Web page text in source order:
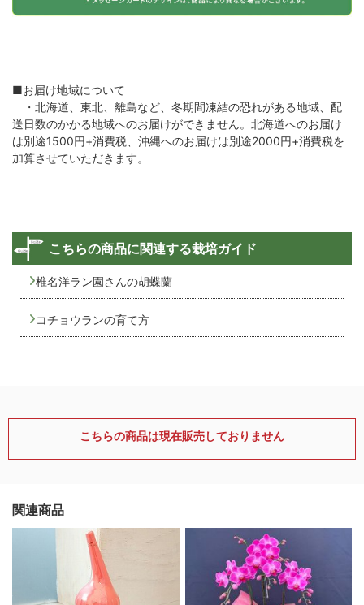
■お届け地域について
・北海道、東北、離島など、冬期間凍結の恐れがある地域、配
送日数のかかる地域へのお届けができません。北海道へのお届け
は別途1500円+消費税、沖縄へのお届けは別途2000円+消費税を
加算させていただきます。
こちらの商品に関連する栽培ガイド
椎名洋ラン園さんの胡蝶蘭
コチョウランの育て方
こちらの商品は現在販売しておりません
関連商品